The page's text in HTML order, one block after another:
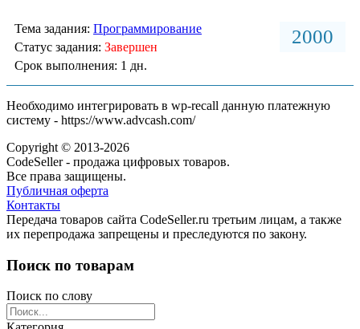
2000
Тема задания: Программирование
Статус задания: Завершен
Срок выполнения: 1 дн.
Необходимо интегрировать в wp-recall данную платежную
систему - https://www.advcash.com/
Copyright © 2013-2026
CodeSeller - продажа цифровых товаров.
Все права защищены.
Публичная оферта
Контакты
Передача товаров сайта CodeSeller.ru третьим лицам, а также
их перепродажа запрещены и преследуются по закону.
Поиск по товарам
Поиск по слову